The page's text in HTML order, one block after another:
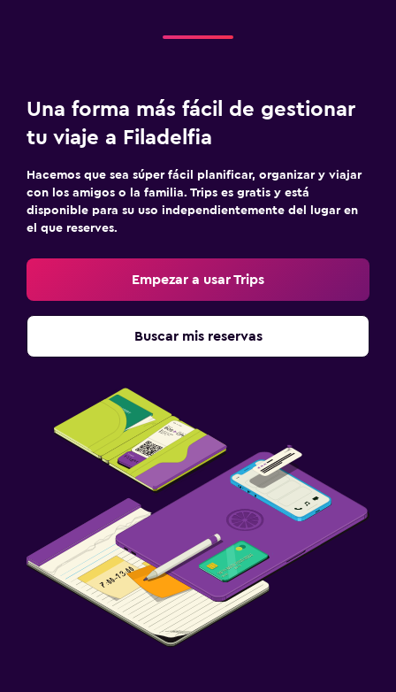
Una forma más fácil de gestionar
tu viaje a Filadelfia
Hacemos que sea súper fácil planificar, organizar y viajar
con los amigos o la familia. Trips es gratis y está
disponible para su uso independientemente del lugar en
el que reserves.
Empezar a usar Trips
Buscar mis reservas